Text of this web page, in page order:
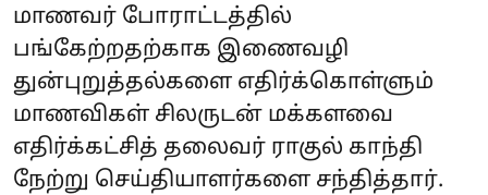
மாணவர் போராட்டத்தில்
பங்கேற்றதற்காக இணைவழி
துன்புறுத்தல்களை எதிர்க்கொள்ளும்
மாணவிகள் சிலருடன் மக்களவை
எதிர்க்கட்சித் தலைவர் ராகுல் காந்தி
நேற்று செய்தியாளர்களை சந்தித்தார்.